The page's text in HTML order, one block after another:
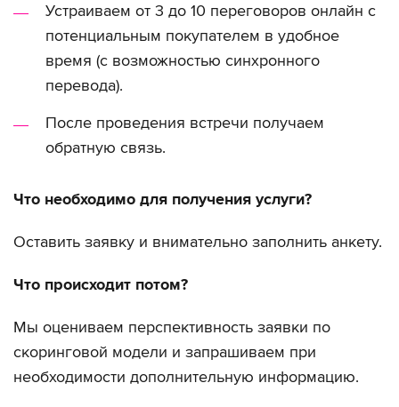
Устраиваем от 3 до 10 переговоров онлайн с
потенциальным покупателем в удобное
время (с возможностью синхронного
перевода).
После проведения встречи получаем
обратную связь.
Что необходимо для получения услуги?
Оставить заявку и внимательно заполнить анкету.
Что происходит потом?
Мы оцениваем перспективность заявки по
скоринговой модели и запрашиваем при
необходимости дополнительную информацию.